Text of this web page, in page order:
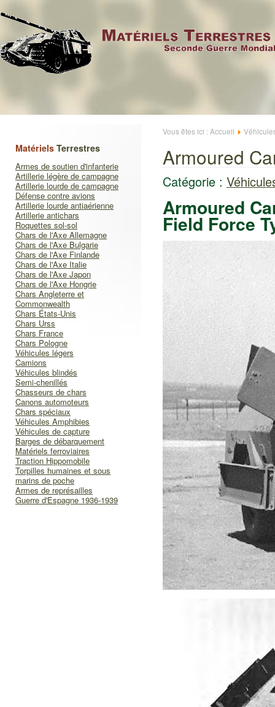
Matériels Terrestres
Armes de soutien d'infanterie
Artillerie légère de campagne
Artillerie lourde de campagne
Défense contre avions
Artillerie lourde antiaérienne
Artillerie antichars
Roquettes sol-sol
Chars de l'Axe Allemagne
Chars de l'Axe Bulgarie
Chars de l'Axe Finlande
Chars de l'Axe Italie
Chars de l'Axe Japon
Chars de l'Axe Hongrie
Chars Angleterre et
Commonwealth
Chars États-Unis
Chars Urss
Chars France
Chars Pologne
Véhicules légers
Camions
Véhicules blindés
Semi-chenillés
Chasseurs de chars
Canons automoteurs
Chars spéciaux
Véhicules Amphibies
Véhicules de capture
Barges de débarquement
Matériels ferroviaires
Traction Hippomobile
Torpilles humaines et sous
marins de poche
Armes de représailles
Guerre d'Espagne 1936-1939
Vous êtes ici : Accueil
Armoured
Catégorie :
Armoured
Field Force